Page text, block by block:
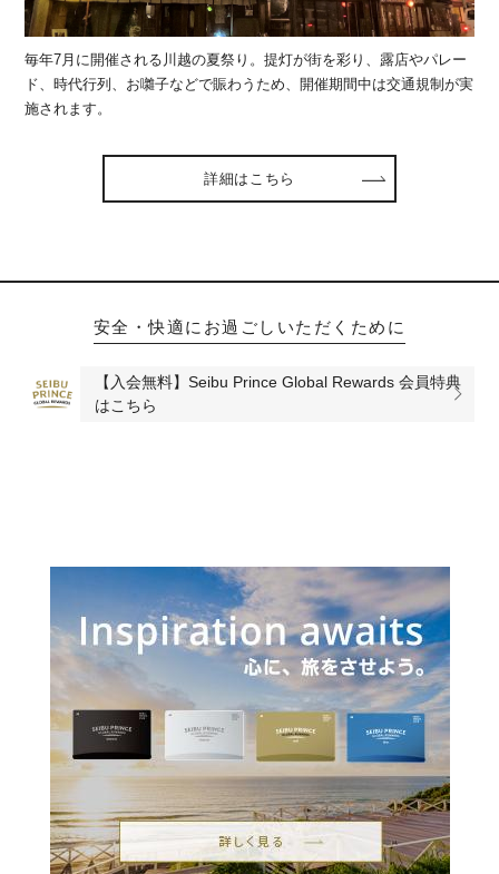
毎年7月に開催される川越の夏祭り。提灯が街を彩り、露店やパレー
ド、時代行列、お囃子などで賑わうため、開催期間中は交通規制が実
施されます。
詳細はこちら
安全・快適にお過ごしいただくために
【入会無料】Seibu Prince Global Rewards 会員特典
はこちら